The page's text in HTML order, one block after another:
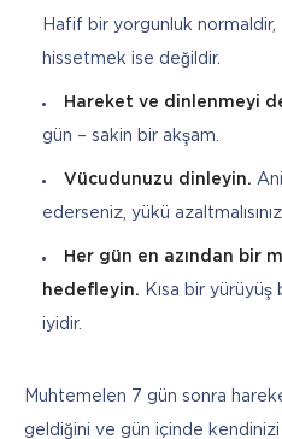
Hafif bir yorgunluk
hissetmek ise değildir.
Hareket ve dinlenmeyi
gün – sakin bir akşam.
Vücudunuzu dinleyin.
ederseniz, yükü azaltmalısınız.
Her gün en azından bir
hedefleyin. Kısa bir
iyidir.
Muhtemelen 7 gün sonra
geldiğini ve gün içinde